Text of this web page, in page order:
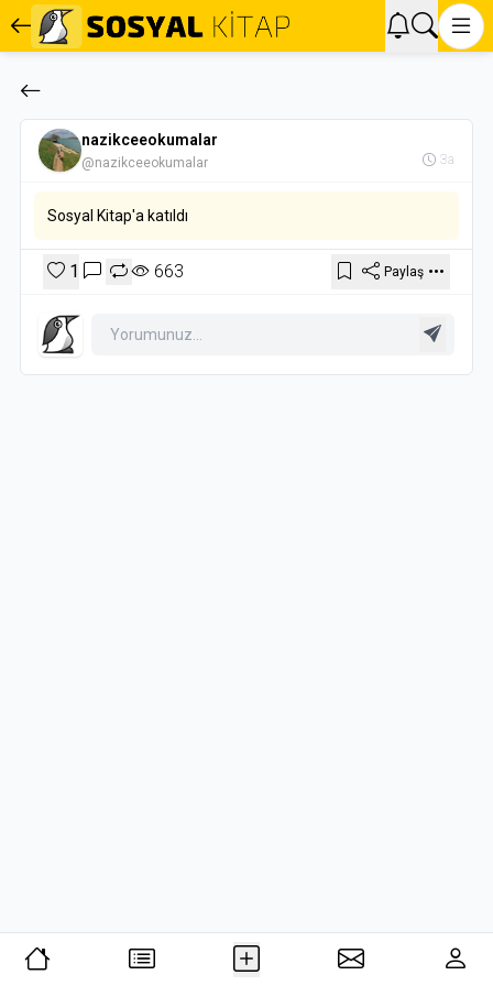
nazikceeokumalar
@nazikceeokumalar 3a
Sosyal Kitap'a katıldı
1 663 Paylaş